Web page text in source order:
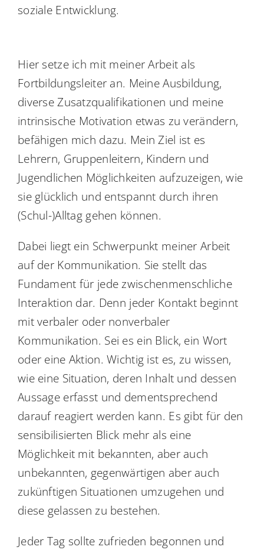
soziale Entwicklung.
Hier setze ich mit meiner Arbeit als
Fortbildungsleiter an. Meine Ausbildung,
diverse Zusatzqualifikationen und meine
intrinsische Motivation etwas zu verändern,
befähigen mich dazu. Mein Ziel ist es
Lehrern, Gruppenleitern, Kindern und
Jugendlichen Möglichkeiten aufzuzeigen, wie
sie glücklich und entspannt durch ihren
(Schul-)Alltag gehen können.
Dabei liegt ein Schwerpunkt meiner Arbeit
auf der Kommunikation. Sie stellt das
Fundament für jede zwischenmenschliche
Interaktion dar. Denn jeder Kontakt beginnt
mit verbaler oder nonverbaler
Kommunikation. Sei es ein Blick, ein Wort
oder eine Aktion. Wichtig ist es, zu wissen,
wie eine Situation, deren Inhalt und dessen
Aussage erfasst und dementsprechend
darauf reagiert werden kann. Es gibt für den
sensibilisierten Blick mehr als eine
Möglichkeit mit bekannten, aber auch
unbekannten, gegenwärtigen aber auch
zukünftigen Situationen umzugehen und
diese gelassen zu bestehen.
Jeder Tag sollte zufrieden begonnen und